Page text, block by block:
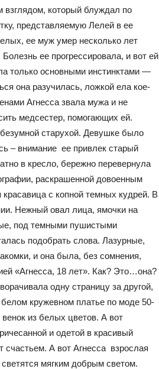
который блуждал по
представляемую Лелей в ее
ее муж умер несколько лет
ее прогрессировала, и вот ей
только основными инстинктами —
она разучилась, ложкой ела кое-
Агнесса звала мужа и не
медсестер, помогающих ей.
старухой. Девушке было
– внимание ее привлек старый
в кресло, бережно перевернула
раскрашенной довоенным
с копной темных кудрей. В
Нежный овал лица, ямочки на
под темными пушистыми
подобрать слова. Лазурные,
и она была, без сомнения,
«Агнесса, 18 лет». Как? Это…она?
одну страницу за другой,
кружевном платье по моде 50-
из белых цветов. А вот
и одетой в красивый
А вот Агнесса взрослая
мягким добрым светом.